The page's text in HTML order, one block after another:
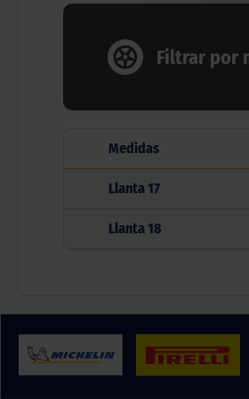
Filtrar por
Medidas
Llanta17
Llanta18